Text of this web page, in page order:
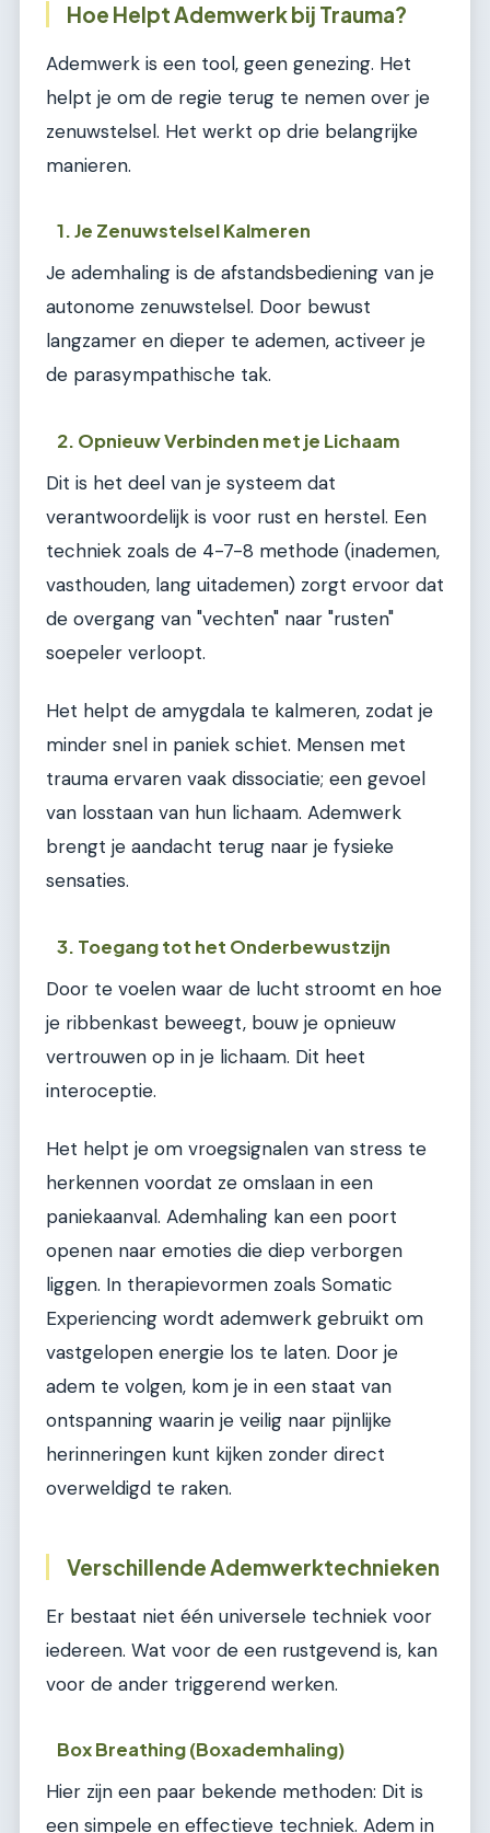
Hoe Helpt Ademwerk bij Trauma?
Ademwerk is een tool, geen genezing. Het
helpt je om de regie terug te nemen over je
zenuwstelsel. Het werkt op drie belangrijke
manieren.
1. Je Zenuwstelsel Kalmeren
Je ademhaling is de afstandsbediening van je
autonome zenuwstelsel. Door bewust
langzamer en dieper te ademen, activeer je
de parasympathische tak.
2. Opnieuw Verbinden met je Lichaam
Dit is het deel van je systeem dat
verantwoordelijk is voor rust en herstel. Een
techniek zoals de 4-7-8 methode (inademen,
vasthouden, lang uitademen) zorgt ervoor dat
de overgang van "vechten" naar "rusten"
soepeler verloopt.
Het helpt de amygdala te kalmeren, zodat je
minder snel in paniek schiet. Mensen met
trauma ervaren vaak dissociatie; een gevoel
van losstaan van hun lichaam. Ademwerk
brengt je aandacht terug naar je fysieke
sensaties.
3. Toegang tot het Onderbewustzijn
Door te voelen waar de lucht stroomt en hoe
je ribbenkast beweegt, bouw je opnieuw
vertrouwen op in je lichaam. Dit heet
interoceptie.
Het helpt je om vroegsignalen van stress te
herkennen voordat ze omslaan in een
paniekaanval. Ademhaling kan een poort
openen naar emoties die diep verborgen
liggen. In therapievormen zoals Somatic
Experiencing wordt ademwerk gebruikt om
vastgelopen energie los te laten. Door je
adem te volgen, kom je in een staat van
ontspanning waarin je veilig naar pijnlijke
herinneringen kunt kijken zonder direct
overweldigd te raken.
Verschillende Ademwerktechnieken
Er bestaat niet één universele techniek voor
iedereen. Wat voor de een rustgevend is, kan
voor de ander triggerend werken.
Box Breathing (Boxademhaling)
Hier zijn een paar bekende methoden: Dit is
een simpele en effectieve techniek. Adem in